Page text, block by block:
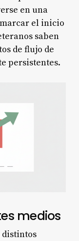
en una
el inicio
saben
de flujo de
persistentes.
medios
distintos